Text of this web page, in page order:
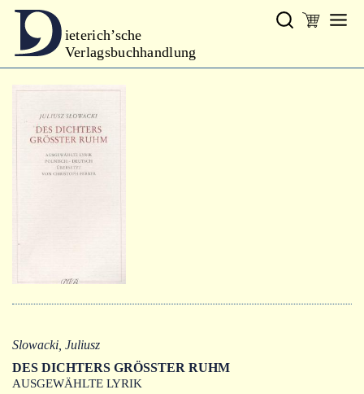
ieterich’sche
Verlagsbuchhandlung
Autoren
Slowacki, Juliusz
DES DICHTERS GRÖSSTER RUHM
AUSGEWÄHLTE LYRIK